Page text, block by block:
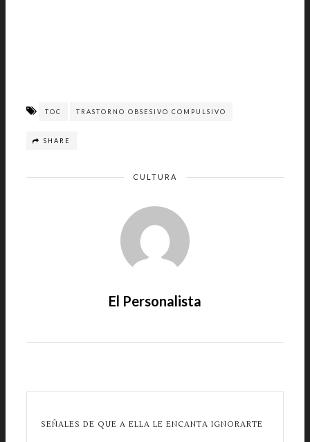
TOC TRASTORNO OBSESIVO COMPULSIVO
SHARE
CULTURA
El Personalista
SEÑALES DE QUE A ELLA LE ENCANTA IGNORARTE